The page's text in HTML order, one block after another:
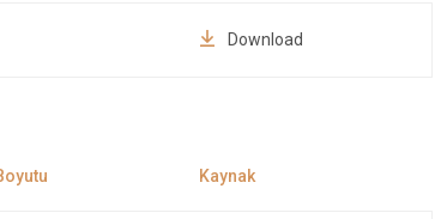
Download